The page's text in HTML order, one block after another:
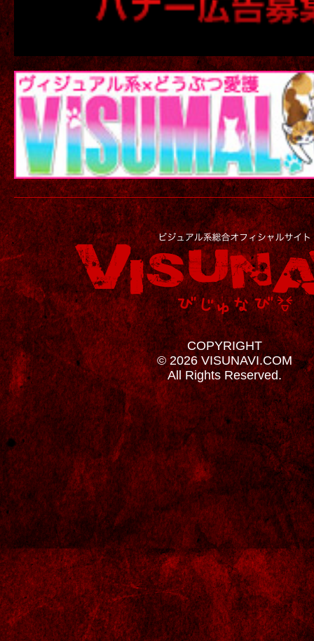
COPYRIGHT
© 2026 VISUNAVI.COM
All Rights Reserved.